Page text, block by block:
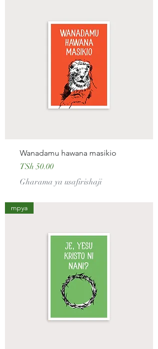
Wanadamu hawana masikio
Price
TSh 50.00
Gharama ya usafirishaji
mpya